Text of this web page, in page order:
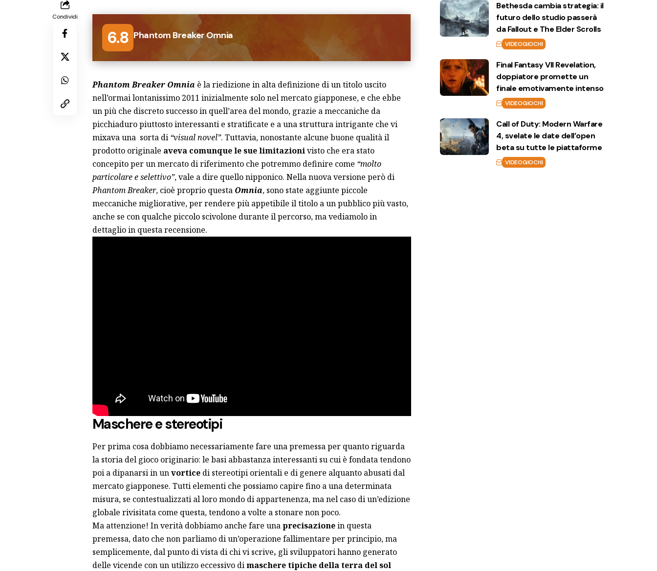
Condividi
6.8 Phantom Breaker Omnia
Phantom Breaker Omnia è la riedizione in alta definizione di un titolo uscito
nell’ormai lontanissimo 2011 inizialmente solo nel mercato giapponese, e che ebbe
un più che discreto successo in quell’area del mondo, grazie a meccaniche da
picchiaduro piuttosto interessanti e stratificate e a una struttura intrigante che vi
mixava una sorta di “visual novel”. Tuttavia, nonostante alcune buone qualità il
prodotto originale aveva comunque le sue limitazionivisto che era stato
concepito per un mercato di riferimento che potremmo definire come “molto
particolare e selettivo”, vale a dire quello nipponico. Nella nuova versione però di
Phantom Breaker, cioè proprio questa Omnia, sono state aggiunte piccole
meccaniche migliorative, per rendere più appetibile il titolo a un pubblico più vasto,
anche se con qualche piccolo scivolone durante il percorso, ma vediamolo in
dettaglio in questa recensione.
Maschere e stereotipi
Per prima cosa dobbiamo necessariamente fare una premessa per quanto riguarda
la storia del gioco originario: le basi abbastanza interessanti su cui è fondata tendono
poi a dipanarsi in unvorticedi stereotipi orientali e di genere alquanto abusati dal
mercato giapponese. Tutti elementi che possiamo capire fino a una determinata
misura, se contestualizzati al loro mondo di appartenenza, ma nel caso di un’edizione
globale rivisitata come questa, tendono a volte a stonare non poco.
Ma attenzione! In verità dobbiamo anche fare unaprecisazionein questa
premessa, dato che non parliamo di un’operazione fallimentare per principio, ma
semplicemente, dal punto di vista di chi vi scrive, gli sviluppatori hanno generato
delle vicende con un utilizzo eccessivo dimaschere tipiche della terra del sol
Bethesda cambia strategia: il
futuro dello studio passerà
da Fallout e The Elder Scrolls
VIDEOGIOCHI
Final Fantasy VII Revelation,
doppiatore promette un
finale emotivamente intenso
VIDEOGIOCHI
Call of Duty: Modern Warfare
4, svelate le date dell’open
beta su tutte le piattaforme
VIDEOGIOCHI